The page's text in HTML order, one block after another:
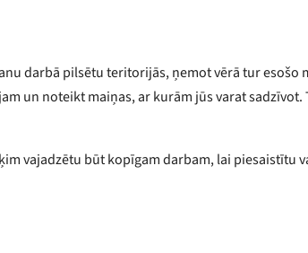
darbā pilsētu teritorijās, ņemot vērā tur esošo
un noteikt maiņas, ar kurām jūs varat sadzīvot.
vajadzētu būt kopīgam darbam, lai piesaistītu